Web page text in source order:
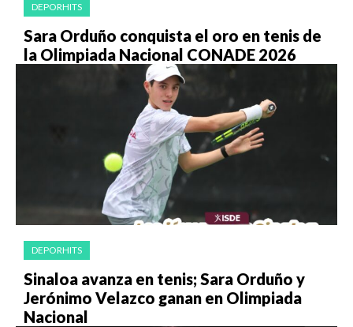
DEPORHITS
Sara Orduño conquista el oro en tenis de
la Olimpiada Nacional CONADE 2026
DEPORHITS
Sinaloa avanza en tenis; Sara Orduño y
Jerónimo Velazco ganan en Olimpiada
Nacional